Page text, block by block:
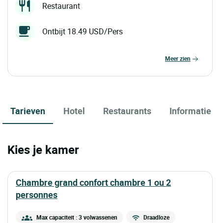
Restaurant
Ontbijt 18.49 USD/Pers
meer zien
Tarieven Hotel Restaurants Informatie
Kies je kamer
chambre grand confort chambre 1 ou 2
personnes
Max capaciteit : 3 volwassenen Draadloze